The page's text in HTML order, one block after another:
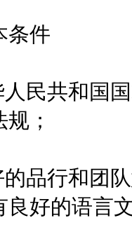
件
共和国国
；
行和团队
良好的语言